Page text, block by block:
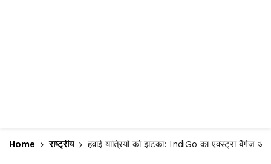
Home राष्ट्रीय हवाई यात्रियों को झटका: IndiGo का एक्स्ट्रा बैगेज